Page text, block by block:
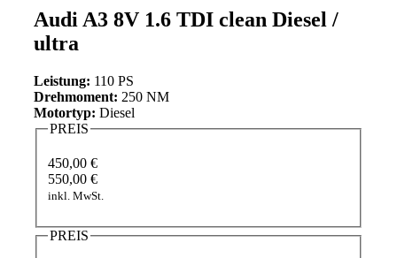
Audi A3 8V 1.6 TDI clean Diesel /
ultra
Leistung: 110 PS
Drehmoment: 250 NM
Motortyp: Diesel
PREIS
450,00 €
550,00 €
inkl. MwSt.
PREIS